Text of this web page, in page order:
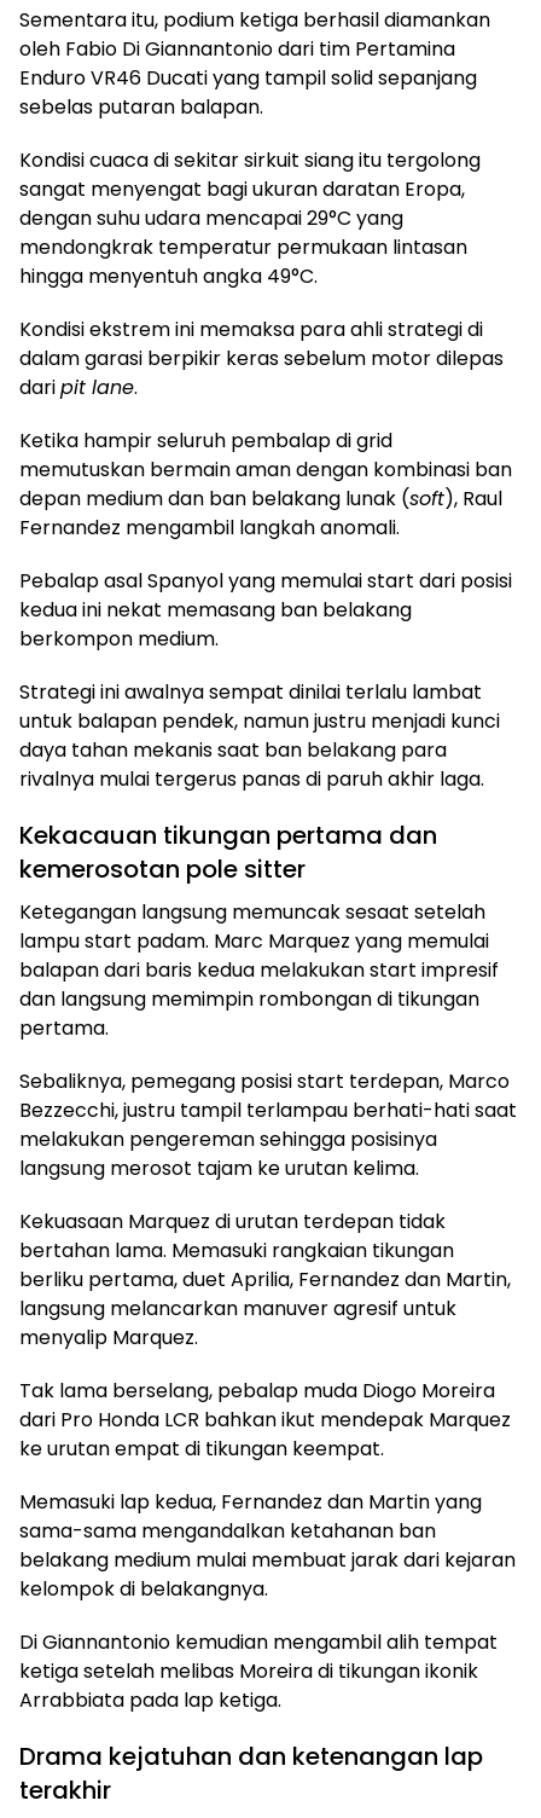
Sementara itu, podium ketiga berhasil diamankan
oleh Fabio Di Giannantonio dari tim Pertamina
Enduro VR46 Ducati yang tampil solid sepanjang
sebelas putaran balapan.
Kondisi cuaca di sekitar sirkuit siang itu tergolong
sangat menyengat bagi ukuran daratan Eropa,
dengan suhu udara mencapai 29°C yang
mendongkrak temperatur permukaan lintasan
hingga menyentuh angka 49°C.
Kondisi ekstrem ini memaksa para ahli strategi di
dalam garasi berpikir keras sebelum motor dilepas
daripit lane.
Ketika hampir seluruh pembalap di grid
memutuskan bermain aman dengan kombinasi ban
depan medium dan ban belakang lunak (soft), Raul
Fernandez mengambil langkah anomali.
Pebalap asal Spanyol yang memulai start dari posisi
kedua ini nekat memasang ban belakang
berkompon medium.
Strategi ini awalnya sempat dinilai terlalu lambat
untuk balapan pendek, namun justru menjadi kunci
daya tahan mekanis saat ban belakang para
rivalnya mulai tergerus panas di paruh akhir laga.
Kekacauan tikungan pertama dan
kemerosotan pole sitter
Ketegangan langsung memuncak sesaat setelah
lampu start padam. Marc Marquez yang memulai
balapan dari baris kedua melakukan start impresif
dan langsung memimpin rombongan di tikungan
pertama.
Sebaliknya, pemegang posisi start terdepan, Marco
Bezzecchi, justru tampil terlampau berhati-hati saat
melakukan pengereman sehingga posisinya
langsung merosot tajam ke urutan kelima.
Kekuasaan Marquez di urutan terdepan tidak
bertahan lama. Memasuki rangkaian tikungan
berliku pertama, duet Aprilia, Fernandez dan Martin,
langsung melancarkan manuver agresif untuk
menyalip Marquez.
Tak lama berselang, pebalap muda Diogo Moreira
dari Pro Honda LCR bahkan ikut mendepak Marquez
ke urutan empat di tikungan keempat.
Memasuki lap kedua, Fernandez dan Martin yang
sama-sama mengandalkan ketahanan ban
belakang medium mulai membuat jarak dari kejaran
kelompok di belakangnya.
Di Giannantonio kemudian mengambil alih tempat
ketiga setelah melibas Moreira di tikungan ikonik
Arrabbiata pada lap ketiga.
Drama kejatuhan dan ketenangan lap
terakhir